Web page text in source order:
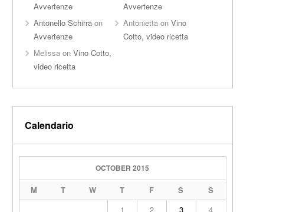
Avvertenze
Avvertenze
Antonello Schirraon
Avvertenze
Antonietta onVino
Cotto, video ricetta
Melissaon Vino Cotto,
video ricetta
Calendario
OCTOBER 2015
M T W T F S
S
1
2 3 4